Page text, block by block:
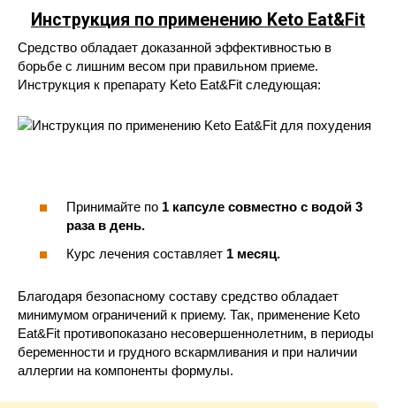
Инструкция по применению Keto Eat&Fit
Средство обладает доказанной эффективностью в
борьбе с лишним весом при правильном приеме.
Инструкция к препарату Keto Eat&Fit следующая:
Принимайте по 1 капсуле совместно с водой 3
раза в день.
Курс лечения составляет 1 месяц.
Благодаря безопасному составу средство обладает
минимумом ограничений к приему. Так, применение Keto
Eat&Fit противопоказано несовершеннолетним, в периоды
беременности и грудного вскармливания и при наличии
аллергии на компоненты формулы.